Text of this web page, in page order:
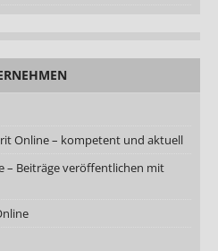
Online – kompetent und aktuell
– Beiträge veröffentlichen mit